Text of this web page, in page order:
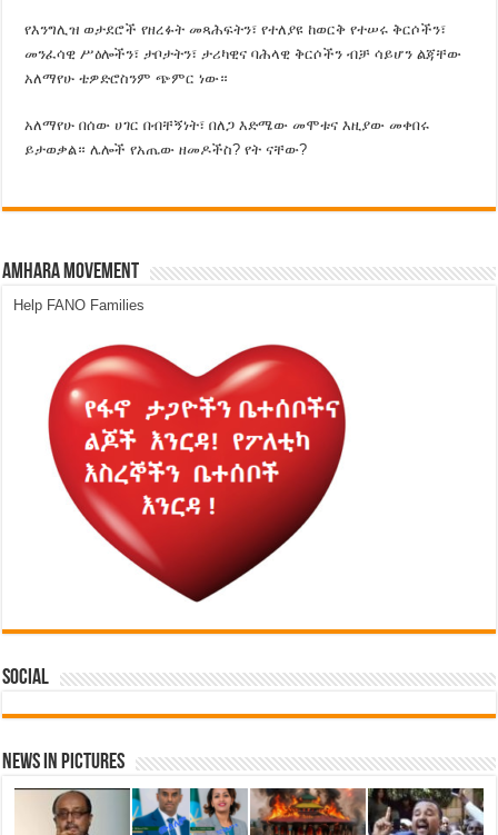
የእንግሊዝ ወታደሮች የዘረፉት መጻሕፍትን፣ የተለያዩ ከወርቅ የተሠሩ ቅርሶችን፣
መንፈሳዊ ሥዕሎችን፣ ታቦታትን፣ ታሪካዊና ባሕላዊ ቅርሶችን ብቻ ሳይሆን ልጃቸው
አለማየሁ ቴዎድሮስንም ጭምር ነው።
አለማየሁ በሰው ሀገር በብቸኝነት፣ በለጋ እድሜው መሞቱና እዚያው መቀበሩ
ይታወቃል። ሌሎች የአጤው ዘመዶችስ? የት ናቸው?
Amhara Movement
Help FANO Families
Social
News in Pictures